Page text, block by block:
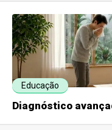
Educação
Diagnóstico